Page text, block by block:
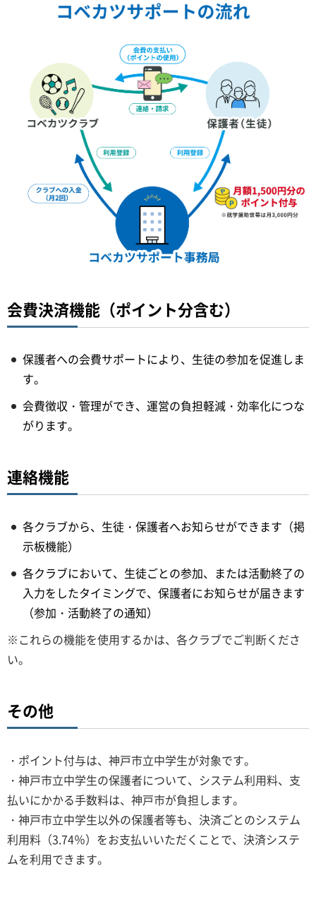
会費決済機能（ポイント分含む）
保護者への会費サポートにより、生徒の参加を促進しま
す。
会費徴収・管理ができ、運営の負担軽減・効率化につな
がります。
連絡機能
各クラブから、生徒・保護者へお知らせができます（掲
示板機能）
各クラブにおいて、生徒ごとの参加、または活動終了の
入力をしたタイミングで、保護者にお知らせが届きます
（参加・活動終了の通知）
※これらの機能を使用するかは、各クラブでご判断くださ
い。
その他
・ポイント付与は、神戸市立中学生が対象です。
・神戸市立中学生の保護者について、システム利用料、支
払いにかかる手数料は、神戸市が負担します。
・神戸市立中学生以外の保護者等も、決済ごとのシステム
利用料（3.74％）をお支払いいただくことで、決済システ
ムを利用できます。